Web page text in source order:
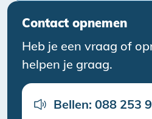
Contact opnemen
Heb je een vraag of
helpen je graag.
Bellen: 088 253